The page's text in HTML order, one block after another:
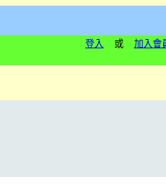
登入 或 加入會